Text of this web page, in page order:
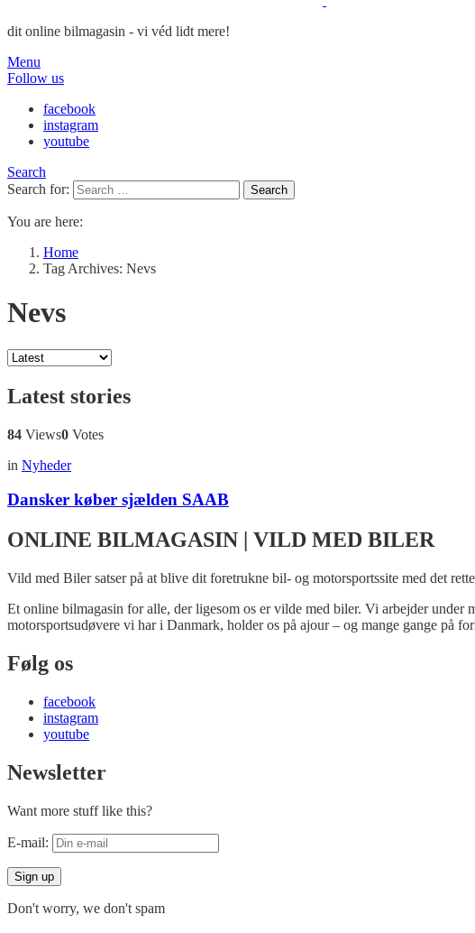
dit online bilmagasin - vi véd lidt mere!
Menu
Follow us
facebook
instagram
youtube
Search
Search for:
Search
You are here:
Home
Tag Archives: Nevs
Nevs
Latest stories
84 Views0 Votes
in Nyheder
Dansker køber sjælden SAAB
ONLINE BILMAGASIN | VILD MED BILER
Vild med Biler satser på at blive dit foretrukne bil- og motorsportssite med det
Et online bilmagasin for alle, der ligesom os er vilde med biler. Vi arbejder under
motorsportsudøvere vi har i Danmark, holder os på ajour – og mange gange på
Følg os
facebook
instagram
youtube
Newsletter
Want more stuff like this?
E-mail:
Don't worry, we don't spam